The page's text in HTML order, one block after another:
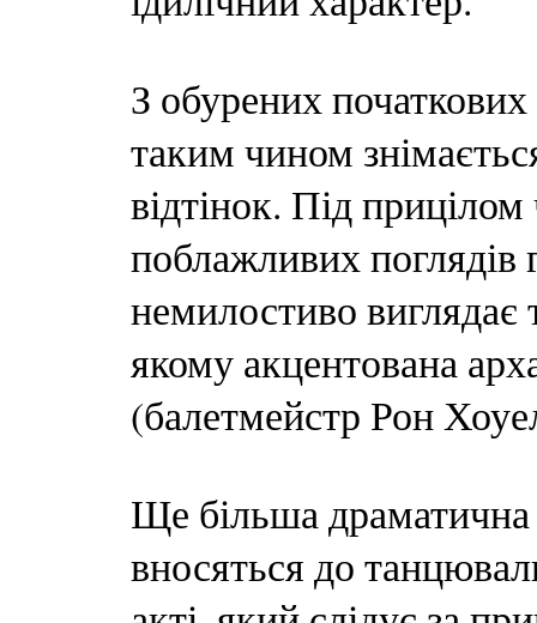
З обурених
таким чином
відтінок. Під
поблажливих поглядів
немилостиво
якому акцентована
(балетмейстр Рон
Ще більша драматична
вносяться до